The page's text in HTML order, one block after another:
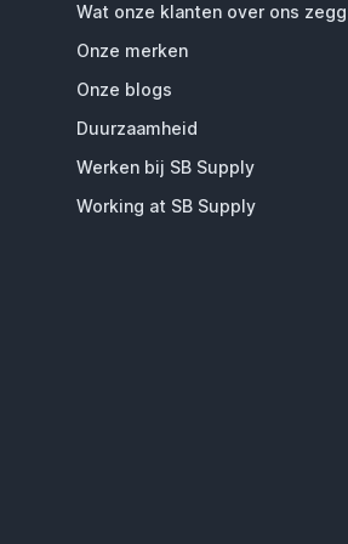
Wat onze klanten over ons
Onze merken
Onze blogs
Duurzaamheid
Werken bij SB Supply
Working at SB Supply